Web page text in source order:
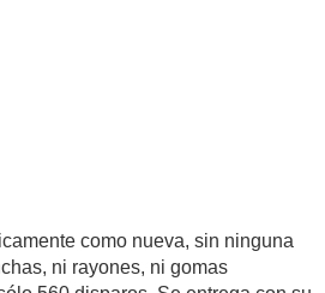
como nueva, sin ninguna
ni rayones, ni gomas